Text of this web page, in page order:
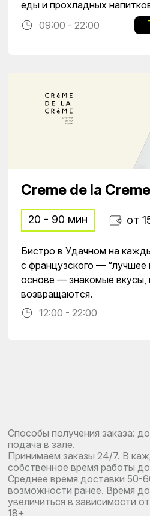
еды и прохладных
09:00 - 22:00
Creme de la Creme
20 - 90 мин от
Бистро в Удачном на
с французского — “лучшее
основе — знакомые вкусы,
возвращаются.
12:00 - 22:00
Способы получения заказа:
подача в зале.
Принимаем заказы 24/7. В
собственное время работы
Среднее время доставки 50-
возможности ранее. Время
увеличиться в зависимости
18+